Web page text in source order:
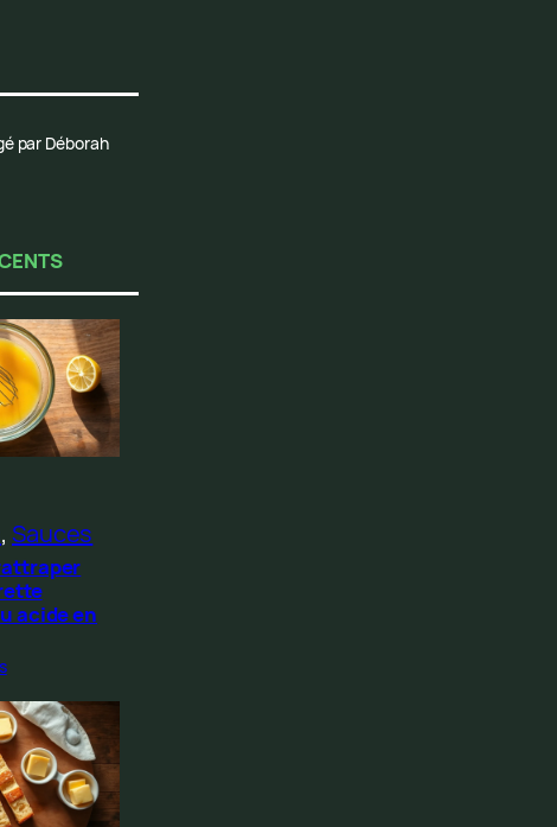
par Déborah
, Sauces
acide en